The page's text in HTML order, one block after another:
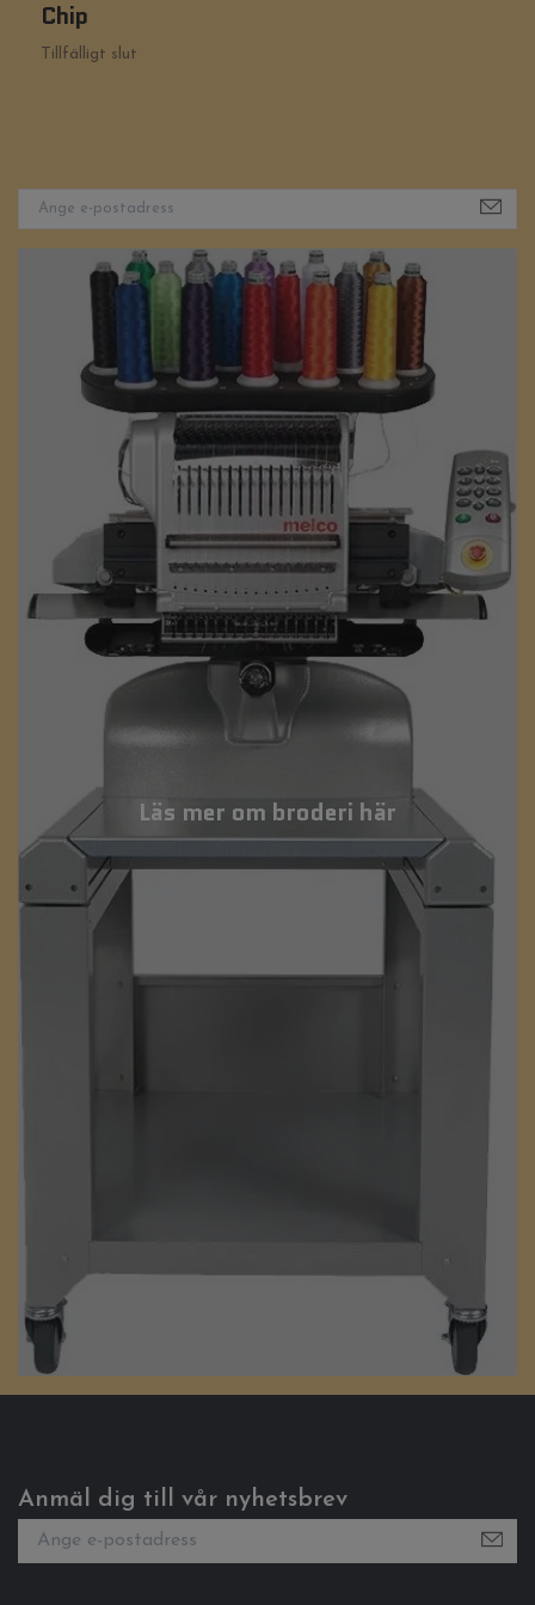
Läs mer om broderi här
Chip
Tillfälligt slut
Anmäl dig till vår nyhetsbrev